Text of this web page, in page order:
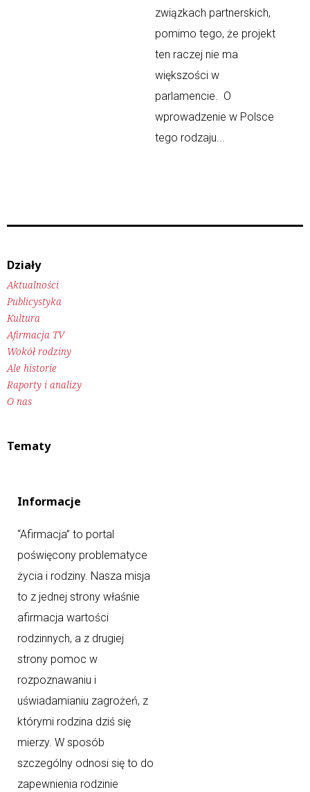
związkach partnerskich,
pomimo tego, że projekt
ten raczej nie ma
większości w
parlamencie. O
wprowadzenie w Polsce
tego rodzaju...
Działy
Aktualności
Publicystyka
Kultura
Afirmacja TV
Wokół rodziny
Ale historie
Raporty i analizy
O nas
Tematy
Informacje
“Afirmacja” to portal
poświęcony problematyce
życia i rodziny. Nasza misja
to z jednej strony właśnie
afirmacja wartości
rodzinnych, a z drugiej
strony pomoc w
rozpoznawaniu i
uświadamianiu zagrożeń, z
którymi rodzina dziś się
mierzy. W sposób
szczególny odnosi się to do
zapewnienia rodzinie